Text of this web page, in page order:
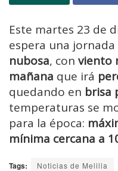
Este martes 23 de
espera una jornada
nubosa, con viento
mañana que irá
quedando en brisa
temperaturas se
para la época:
mínima cercana a
Tags: Noticias de Melilla